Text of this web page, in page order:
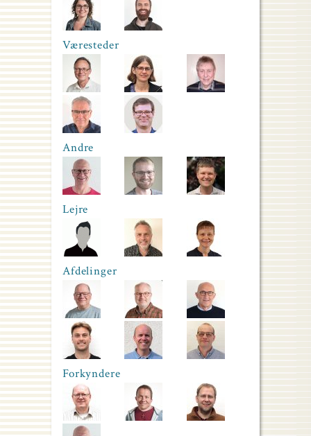
Væresteder
Andre
Lejre
Afdelinger
Forkyndere